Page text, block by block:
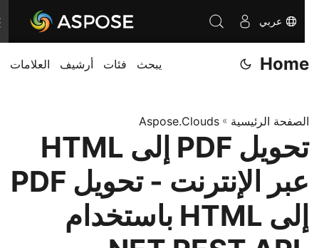
عربي
Home يبحث فئات أرشيف العلامات
الصفحة الرئيسية»
Aspose.Clouds
تحويل PDF إلى HTML
عبر الإنترنت - تحويل PDF
إلى HTML باستخدام